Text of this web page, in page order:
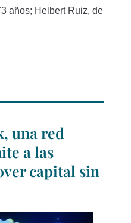
años; Helbert Ruiz, de
una red
a las
capital sin